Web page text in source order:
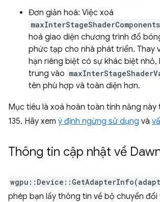
Đơn giản hoá: Việc xoá
maxInterStageShaderComponents
hoá giao diện chương trình đổ
phức tạp cho nhà phát triển. Thay
hạn riêng biệt có sự khác biệt
trung vào
tên phù hợp và toàn diện hơn.
Mục tiêu là xoá hoàn toàn tính năng
135. Hãy xem ý định ngừng sử dụng và
Thông tin cập nhật về
phép bạn lấy thông tin về bộ chuyển